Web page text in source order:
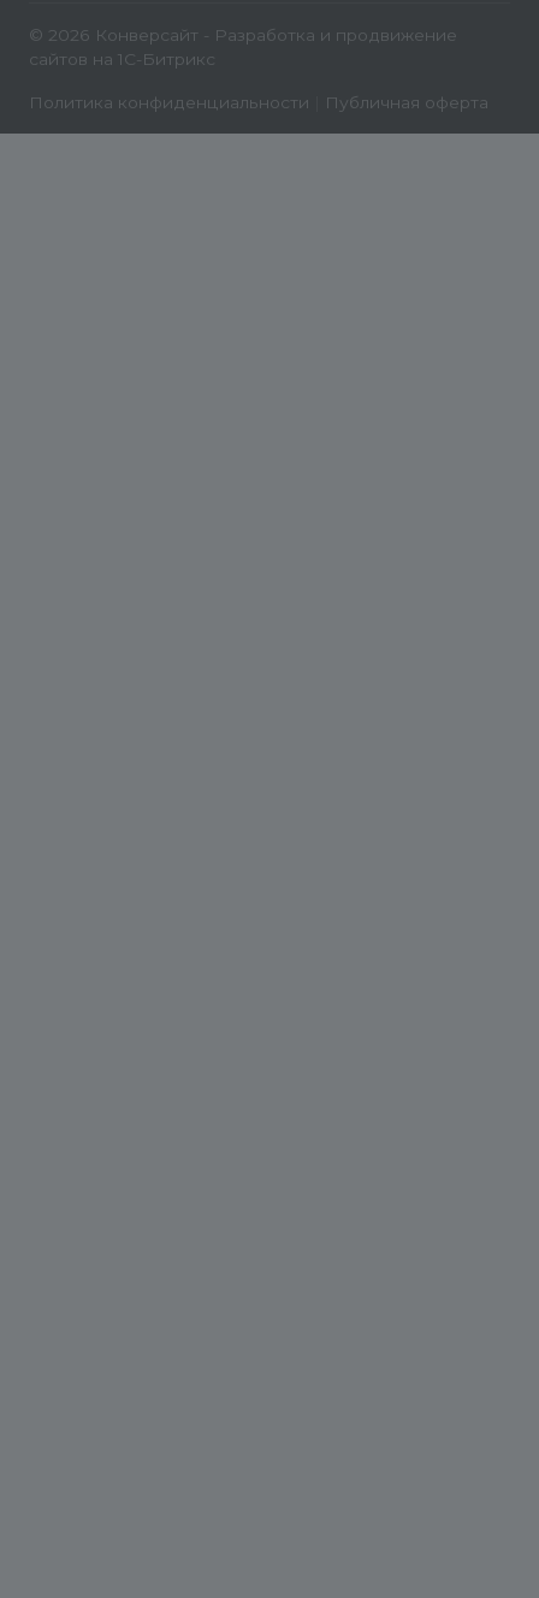
© 2026 Конверсайт - Разработка и продвижение
сайтов на 1С-Битрикс
Политика конфиденциальности Публичная оферта